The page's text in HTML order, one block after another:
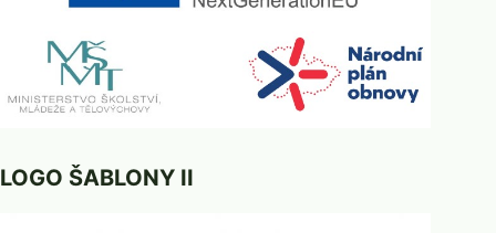
LOGO ŠABLONY II